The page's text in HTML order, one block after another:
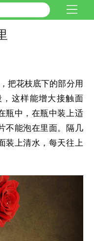
把花枝底下的部分用
这样能增大接触面
瓶中，在瓶中装上适
不能泡在里面。隔几
装上清水，每天往上